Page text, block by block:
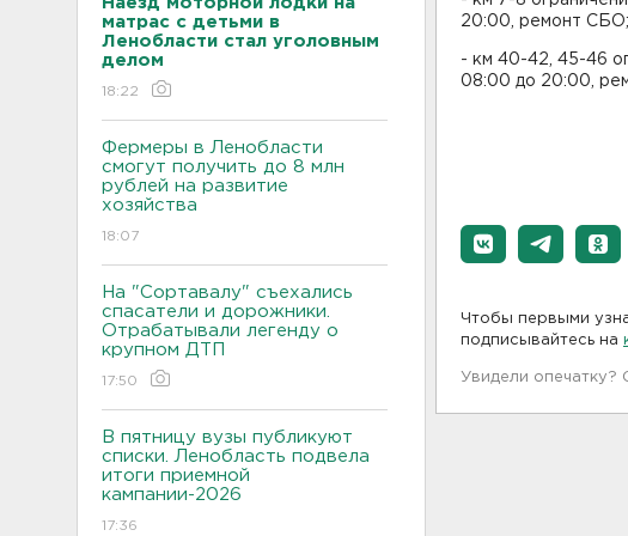
матрас с детьми в
Ленобласти стал уголовным
делом
18:22
Фермеры в Ленобласти
смогут получить до 8 млн
рублей на развитие
хозяйства
18:07
На "Сортавалу" съехались
спасатели и дорожники.
Отрабатывали легенду о
крупном ДТП
17:50
В пятницу вузы публикуют
списки. Ленобласть подвела
итоги приемной
кампании-2026
17:36
20:00, ремонт СБО;
- км 40-42, 45-46
08:00 до 20:00,
Чтобы первыми
подписывайтесь на
Увидели